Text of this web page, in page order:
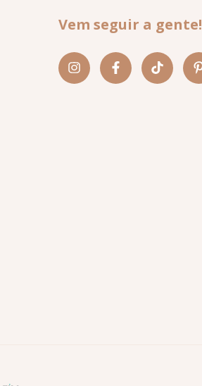
Vem seguir a gente!